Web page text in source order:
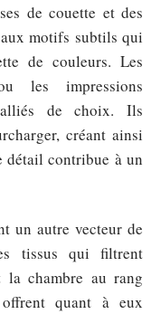
de couette et des
motifs subtils qui
de couleurs. Les
les impressions
alliés de choix. Ils
créant ainsi
détail contribue à un
un autre vecteur de
tissus qui filtrent
la chambre au rang
quant à eux